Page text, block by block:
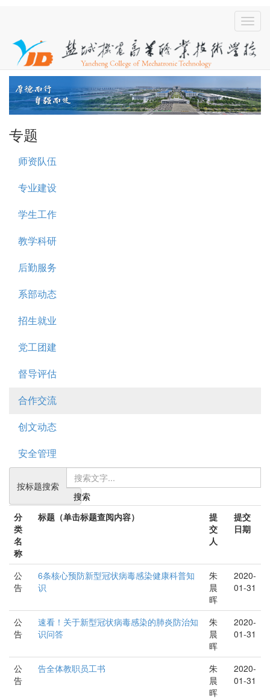
专题
师资队伍
专业建设
学生工作
教学科研
后勤服务
系部动态
招生就业
党工团建
督导评估
合作交流
创文动态
安全管理
按标题搜索
搜索
分
类
名
称
标题（单击标题查阅内容）
提
交
人
提交
日期
公
告
6条核心预防新型冠状病毒感染健康科普知
识
朱
晨
晖
2020-
01-31
公
告
速看！关于新型冠状病毒感染的肺炎防治知
识问答
朱
晨
晖
2020-
01-31
公
告
告全体教职员工书
朱
晨
晖
2020-
01-31